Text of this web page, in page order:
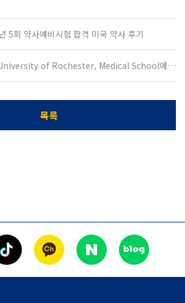
5회 약사예비시험 합격 미국 약사 후기
미국 University of Rochester, Medical School에 합격한 우O원입니다
목록